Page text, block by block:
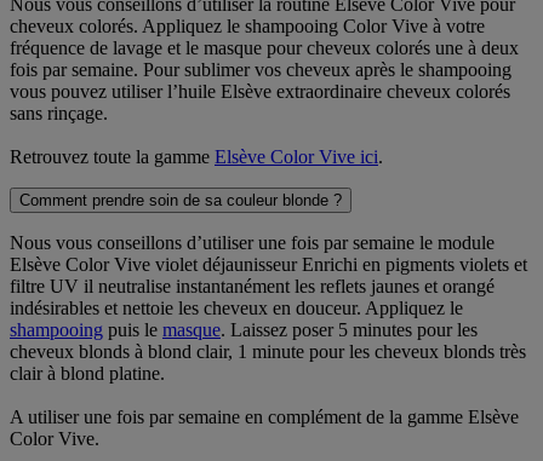
cheveux colorés. Appliquez le shampooing Color Vive à votre
fréquence de lavage et le masque pour cheveux colorés une à deux
fois par semaine. Pour sublimer vos cheveux après le shampooing
vous pouvez utiliser l’huile Elsève extraordinaire cheveux colorés
sans rinçage.
Retrouvez toute la gamme Elsève Color Vive ici.
Comment prendre soin de sa couleur blonde ?
Nous vous conseillons d’utiliser une fois par semaine le module
Elsève Color Vive violet déjaunisseur Enrichi en pigments violets et
filtre UV il neutralise instantanément les reflets jaunes et orangé
indésirables et nettoie les cheveux en douceur. Appliquez le
shampooing puis le masque. Laissez poser 5 minutes pour les
cheveux blonds à blond clair, 1 minute pour les cheveux blonds très
clair à blond platine.
A utiliser une fois par semaine en complément de la gamme Elsève
Color Vive.